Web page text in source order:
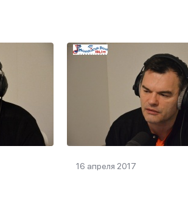
16 апреля 2017